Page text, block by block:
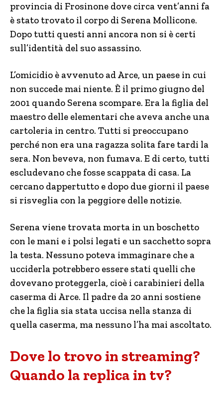
provincia di Frosinone dove circa vent’anni fa
è stato trovato il corpo di Serena Mollicone.
Dopo tutti questi anni ancora non si è certi
sull’identità del suo assassino.
L’omicidio è avvenuto ad Arce, un paese in cui
non succede mai niente. È il primo giugno del
2001 quando Serena scompare. Era la figlia del
maestro delle elementari che aveva anche una
cartoleria in centro. Tutti si preoccupano
perché non era una ragazza solita fare tardi la
sera. Non beveva, non fumava. E di certo, tutti
escludevano che fosse scappata di casa. La
cercano dappertutto e dopo due giorni il paese
si risveglia con la peggiore delle notizie.
Serena viene trovata morta in un boschetto
con le mani e i polsi legati e un sacchetto sopra
la testa. Nessuno poteva immaginare che a
ucciderla potrebbero essere stati quelli che
dovevano proteggerla, cioè i carabinieri della
caserma di Arce. Il padre da 20 anni sostiene
che la figlia sia stata uccisa nella stanza di
quella caserma, ma nessuno l’ha mai ascoltato.
Dove lo trovo in streaming?
Quando la replica in tv?